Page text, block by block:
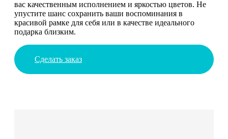
вас качественным исполнением и яркостью цветов. Не
упустите шанс сохранить ваши воспоминания в
красивой рамке для себя или в качестве идеального
подарка близким.
Сделать заказ